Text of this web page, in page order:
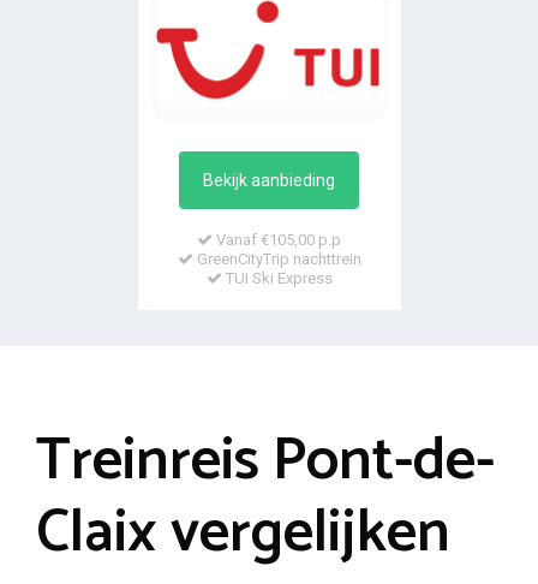
Bekijk aanbieding
Vanaf €105,00 p.p
GreenCityTrip nachttrein
TUI Ski Express
Treinreis Pont-de-
Claix vergelijken